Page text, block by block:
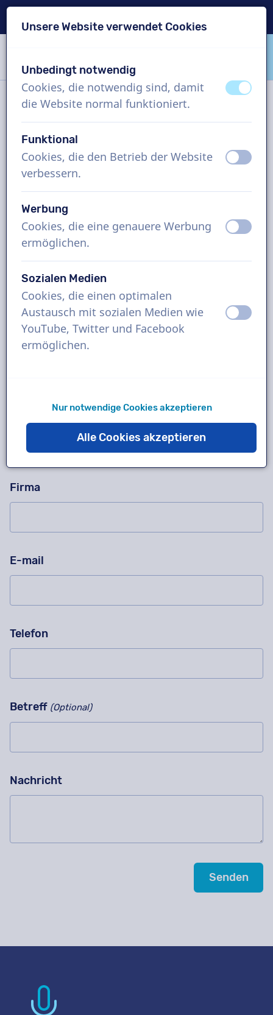
VoiceProductions
Kontakt
VoiceProductions
Gaston Crommenlaan 8
Belgium
support@voiceproductions.com
Bitte dieses Feld nicht ausfüllen
Fragen Sie uns alles!
Kontaktieren Sie uns für eine kostenlose
Probeaufnahme, ein Angebot, Fragen zu unserer
Firma
E-mail
Telefon
Betreff (Optional)
Nachricht
Unsere Website verwendet Cookies
Unbedingt notwendig
Cookies, die notwendig sind, damit
die Website normal funktioniert.
aus
an
Funktional
Cookies, die den Betrieb der Website
verbessern.
ausan
Werbung
Cookies, die eine genauere Werbung
ermöglichen.
ausan
Sozialen Medien
Cookies, die einen optimalen
Austausch mit sozialen Medien wie
YouTube, Twitter und Facebook
ermöglichen.
ausan
Nur notwendige Cookies akzeptieren
Alle Cookies akzeptieren